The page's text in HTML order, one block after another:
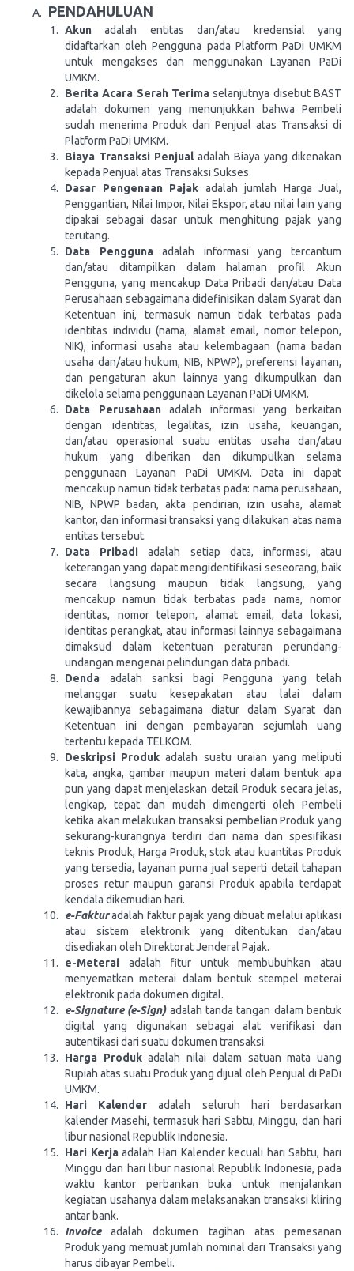
PENDAHULUAN
Akun adalah entitas dan/atau kredensial yang
didaftarkan oleh Pengguna pada Platform PaDi UMKM
untuk mengakses dan menggunakan Layanan PaDi
UMKM.
Berita Acara Serah Terima selanjutnya disebut BAST
adalah dokumen yang menunjukkan bahwa Pembeli
sudah menerima Produk dari Penjual atas Transaksi di
Platform PaDi UMKM.
Biaya Transaksi Penjualadalah Biaya yang dikenakan
kepada Penjual atas Transaksi Sukses.
Dasar Pengenaan Pajak adalah jumlah Harga Jual,
Penggantian, Nilai Impor, Nilai Ekspor, atau nilai lain yang
dipakai sebagai dasar untuk menghitung pajak yang
terutang.
Data Penggunaadalah informasi yang tercantum
dan/atau ditampilkan dalam halaman profil Akun
Pengguna, yang mencakup Data Pribadi dan/atau Data
Perusahaan sebagaimana didefinisikan dalam Syarat dan
Ketentuan ini, termasuk namun tidak terbatas pada
identitas individu (nama, alamat email, nomor telepon,
NIK), informasi usaha atau kelembagaan (nama badan
usaha dan/atau hukum, NIB, NPWP), preferensi layanan,
dan pengaturan akun lainnya yang dikumpulkan dan
dikelola selama penggunaan Layanan PaDi UMKM.
Data Perusahaanadalah informasi yang berkaitan
dengan identitas, legalitas, izin usaha, keuangan,
dan/atau operasional suatu entitas usaha dan/atau
hukum yang diberikan dan dikumpulkan selama
penggunaan Layanan PaDi UMKM. Data ini dapat
mencakup namun tidak terbatas pada: nama perusahaan,
NIB, NPWP badan, akta pendirian, izin usaha, alamat
kantor, dan informasi transaksi yang dilakukan atas nama
entitas tersebut.
Data Pribadi adalah setiap data, informasi, atau
keterangan yang dapat mengidentifikasi seseorang, baik
secara langsung maupun tidak langsung, yang
mencakup namun tidak terbatas pada nama, nomor
identitas, nomor telepon, alamat email, data lokasi,
identitas perangkat, atau informasi lainnya sebagaimana
dimaksud dalam ketentuan peraturan perundang-
undangan mengenai pelindungan data pribadi.
Denda adalah sanksi bagi Pengguna yang telah
melanggar suatu kesepakatan atau lalai dalam
kewajibannya sebagaimana diatur dalam Syarat dan
Ketentuan ini dengan pembayaran sejumlah uang
tertentu kepada TELKOM.
Deskripsi Produk adalah suatu uraian yang meliputi
kata, angka, gambar maupun materi dalam bentuk apa
pun yang dapat menjelaskan detail Produk secara jelas,
lengkap, tepat dan mudah dimengerti oleh Pembeli
ketika akan melakukan transaksi pembelian Produk yang
sekurang-kurangnya terdiri dari nama dan spesifikasi
teknis Produk, Harga Produk, stok atau kuantitas Produk
yang tersedia, layanan purna jual seperti detail tahapan
proses retur maupun garansi Produk apabila terdapat
kendala dikemudian hari.
e-Faktur adalah faktur pajak yang dibuat melalui aplikasi
atau sistem elektronik yang ditentukan dan/atau
disediakan oleh Direktorat Jenderal Pajak.
e-Meterai adalah fitur untuk membubuhkan atau
menyematkan meterai dalam bentuk stempel meterai
elektronik pada dokumen digital.
e-Signature (e-Sign) adalah tanda tangan dalam bentuk
digital yang digunakan sebagai alat verifikasi dan
autentikasi dari suatu dokumen transaksi.
Harga Produkadalah nilai dalam satuan mata uang
Rupiah atas suatu Produk yang dijual oleh Penjual di PaDi
UMKM.
Hari Kalender adalah seluruh hari berdasarkan
kalender Masehi, termasuk hari Sabtu, Minggu, dan hari
libur nasional Republik Indonesia.
Hari Kerjaadalah Hari Kalender kecuali hari Sabtu, hari
Minggu dan hari libur nasional Republik Indonesia, pada
waktu kantor perbankan buka untuk menjalankan
kegiatan usahanya dalam melaksanakan transaksi kliring
antar bank.
Invoice
adalah dokumen tagihan atas pemesanan
Produk yang memuat jumlah nominal dari Transaksi yang
harus dibayar Pembeli.